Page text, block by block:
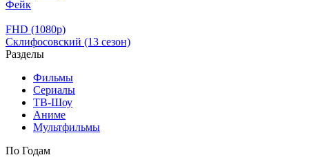
Фейк
FHD (1080p)
Склифосовский (13 сезон)
Разделы
Фильмы
Сериалы
ТВ-Шоу
Аниме
Мультфильмы
По Годам